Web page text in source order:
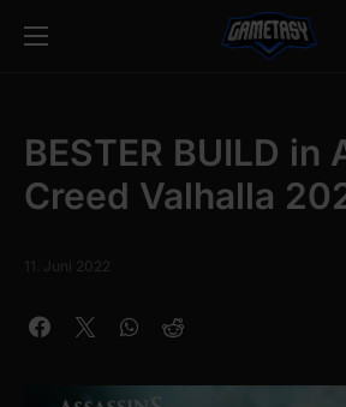
BESTER BUILD in
Creed Valhalla
11. Juni 2022